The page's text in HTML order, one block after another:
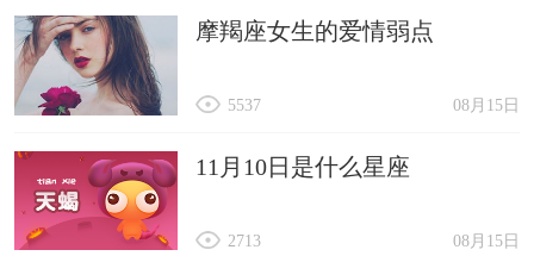
摩羯座女生的爱情弱点
08月15日
5537
11月10日是什么星座
08月15日
2713